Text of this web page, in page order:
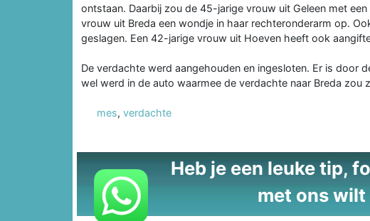
ontstaan. Daarbij zou de 45-jarige vrouw uit Geleen met
vrouw uit Breda een wondje in haar rechteronderarm op.
geslagen. Een 42-jarige vrouw uit Hoeven heeft ook
De verdachte werd aangehouden en ingesloten. Er is door
wel werd in de auto waarmee de verdachte naar Breda zou
mes, verdachte
Heb je een leuke tip,
met ons wilt